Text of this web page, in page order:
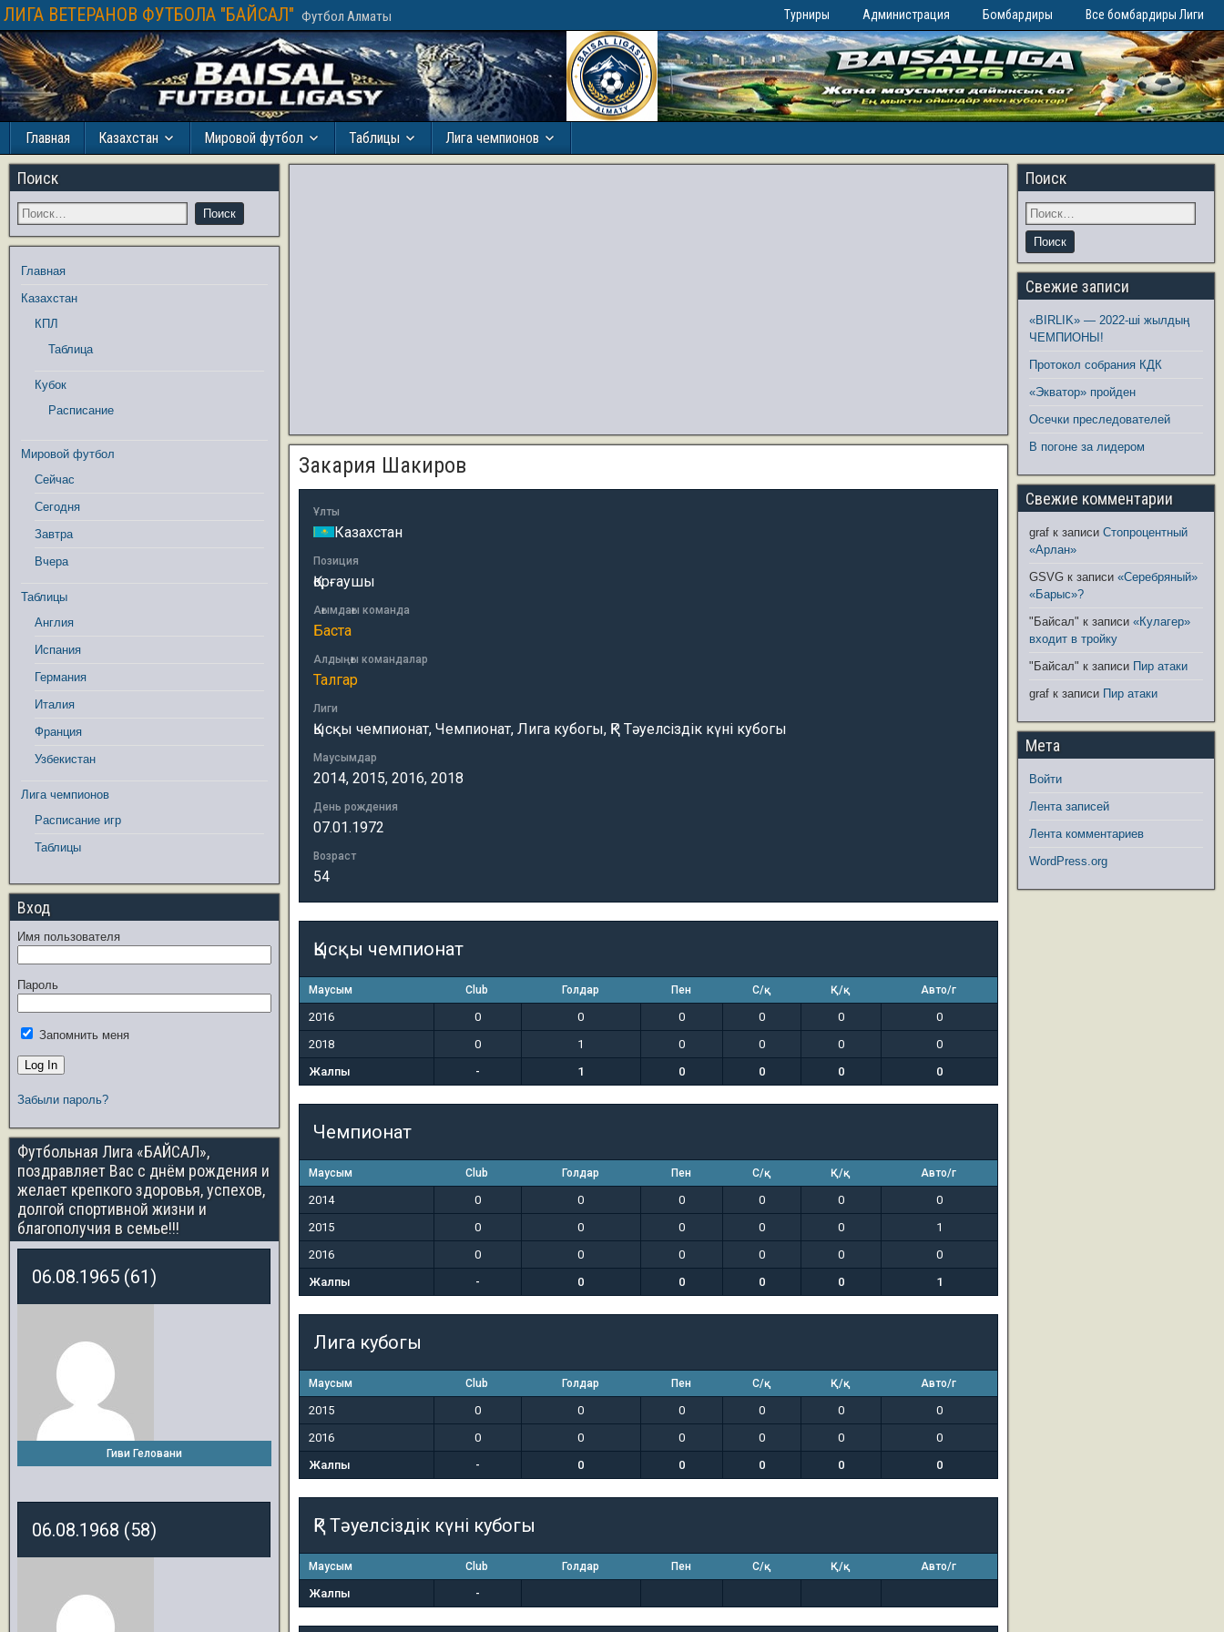
ЛИГА ВЕТЕРАНОВ ФУТБОЛА "БАЙСАЛ" Футбол Алматы Турниры Администрация Бомбардиры Все бомбардиры Лиги
Главная Казахстан Мировой футбол Таблицы Лига чемпионов
Закария Шакиров
Ұлты
Казахстан
Позиция
Қорғаушы
Ағымдағы команда
Баста
Алдыңғы командалар
Талгар
Лиги
Қысқы чемпионат, Чемпионат, Лига кубогы, ҚР Тәуелсіздік күні кубогы
Маусымдар
2014, 2015, 2016, 2018
День рождения
07.01.1972
Возраст
54
Қысқы чемпионат
Маусым Club Голдар Пен С/қ Қ/қ Авто/г
2016 0 0 0 0 0
0
2018
0 1 0 0 0
0
Жалпы
- 1 0 0 0 0
Чемпионат
Маусым Club Голдар Пен С/қ Қ/қ Авто/г
2014 0 0 0 0 0
0
2015
0 0 0 0 0
1
2016
0 0 0 0 0
0
Жалпы
- 0 0 0 0 1
Лига кубогы
Маусым Club Голдар Пен С/қ Қ/қ Авто/г
2015 0 0 0 0 0
0
2016
0 0 0 0 0
0
Жалпы
- 0 0 0 0 0
ҚР Тәуелсіздік күні кубогы
Маусым Club Голдар Пен С/қ Қ/қ Авто/г
Жалпы -
Поиск
Главная
Казахстан
КПЛ
Таблица
Кубок
Расписание
Мировой футбол
Сейчас
Сегодня
Завтра
Вчера
Таблицы
Англия
Испания
Германия
Италия
Франция
Узбекистан
Лига чемпионов
Расписание игр
Таблицы
Вход
Имя пользователя
Пароль
Запомнить меня
Забыли пароль?
Футбольная Лига «БАЙСАЛ»,
поздравляет Вас с днём рождения и
желает крепкого здоровья, успехов,
долгой спортивной жизни и
благополучия в семье!!!
06.08.1965 (61)
Гиви Геловани
06.08.1968 (58)
Поиск
Свежие записи
«BIRLIK» — 2022-ші жылдың
ЧЕМПИОНЫ!
Протокол собрания КДК
«Экватор» пройден
Осечки преследователей
В погоне за лидером
Свежие комментарии
graf к записиСтопроцентный
«Арлан»
GSVG к записи«Серебряный»
«Барыс»?
"Байсал" к записи«Кулагер»
входит в тройку
"Байсал" к записи Пир атаки
graf к записи Пир атаки
Мета
Войти
Лента записей
Лента комментариев
WordPress.org